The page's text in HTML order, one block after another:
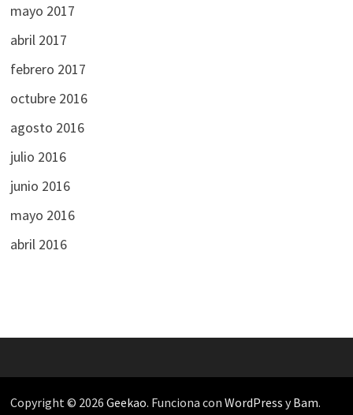
mayo 2017
abril 2017
febrero 2017
octubre 2016
agosto 2016
julio 2016
junio 2016
mayo 2016
abril 2016
Copyright © 2026 Geekao. Funciona con WordPress yBam.